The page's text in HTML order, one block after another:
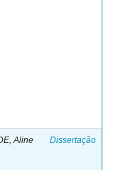
Aline
Dissertação